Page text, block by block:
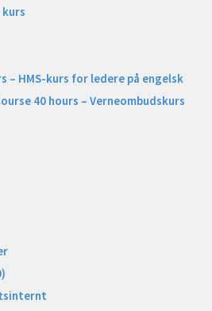
– HMS-kurs for ledere på engelsk
40 hours – Verneombudskurs